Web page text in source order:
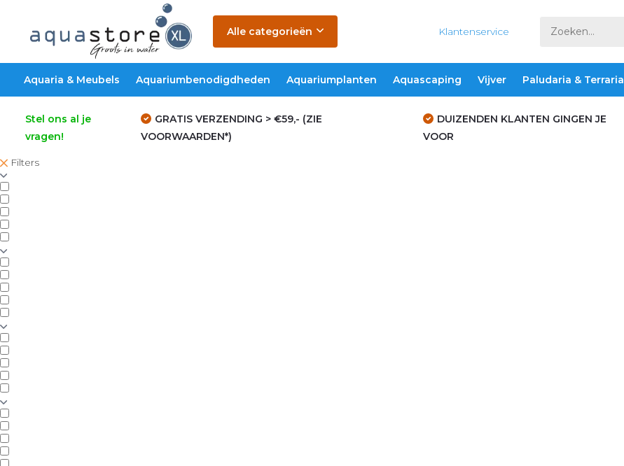
Alle categorieën Klantenservice
Aquaria & Meubels Aquariumbenodigdheden Aquariumplanten Aquascaping Vijver Paludaria & Terraria
Stel ons al je
vragen!
GRATIS VERZENDING > €59,- (ZIE
VOORWAARDEN*)
DUIZENDEN KLANTEN GINGEN JE
VOOR
Filters